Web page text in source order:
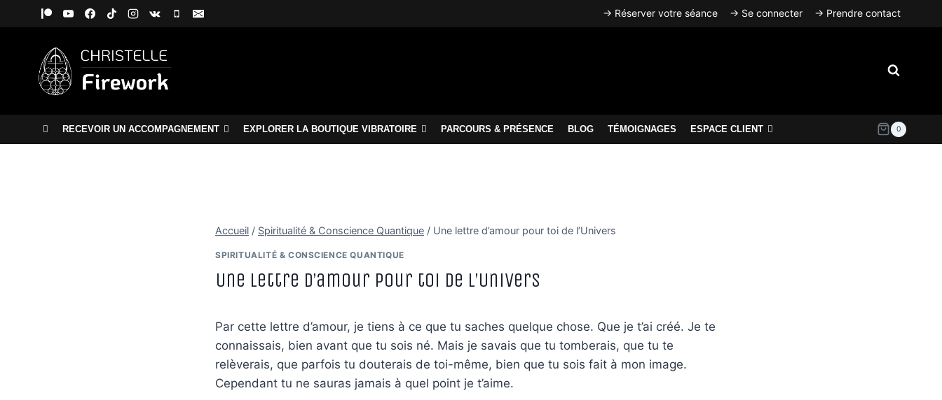
→ Réserver votre séance → Se connecter → Prendre contact
RECEVOIR UN ACCOMPAGNEMENT EXPLORER LA BOUTIQUE VIBRATOIRE PARCOURS & PRÉSENCE BLOG TÉMOIGNAGES ESPACE CLIENT 0
Accueil / Spiritualité & Conscience Quantique / Une lettre d’amour pour toi de l’Univers
SPIRITUALITÉ & CONSCIENCE QUANTIQUE
Une lettre d’amour pour toi de l’Univers
Par cette lettre d’amour, je tiens à ce que tu saches quelque chose. Que je t’ai créé. Je te
connaissais, bien avant que tu sois né. Mais je savais que tu tomberais, que tu te
relèverais, que parfois tu douterais de toi-même, bien que tu sois fait à mon image.
Cependant tu ne sauras jamais à quel point je t’aime.